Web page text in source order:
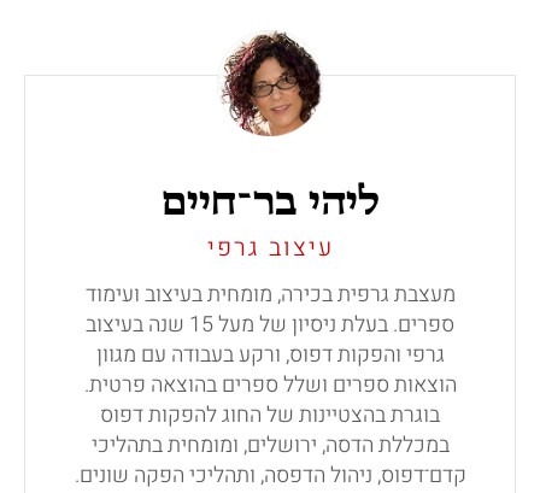
ליהי בר־חיים
עיצוב גרפי
מעצבת גרפית בכירה, מומחית בעיצוב ועימוד
ספרים. בעלת ניסיון של מעל 15 שנה בעיצוב
גרפי והפקות דפוס, ורקע בעבודה עם מגוון
הוצאות ספרים ושלל ספרים בהוצאה פרטית.
בוגרת בהצטיינות של החוג להפקות דפוס
במכללת הדסה, ירושלים, ומומחית בתהליכי
קדם־דפוס, ניהול הדפסה, ותהליכי הפקה שונים.